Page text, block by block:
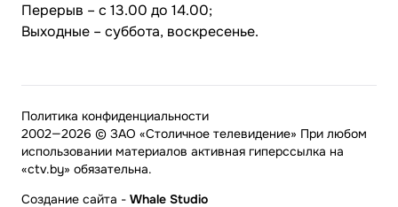
Перерыв – с 13.00 до 14.00;
Выходные – суббота, воскресенье.
2002—2026 © ЗАО «Столичное телевидение» При любом
использовании материалов активная гиперссылка на
«ctv.by» обязательна.
Политика конфиденциальности
Создание сайта - Whale Studio